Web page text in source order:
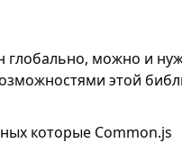
глобально, можно и
этой
которые Common.js